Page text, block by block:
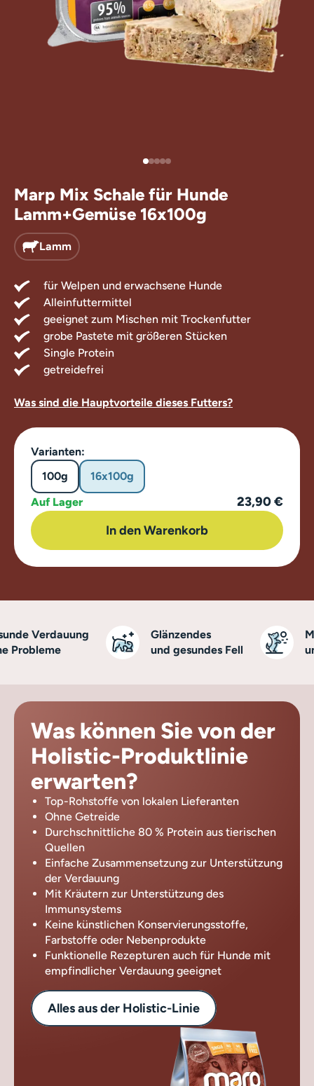
Leckerlis für
Marp Mix Schale für Hunde
Lamm+Gemüse 16x100g
Lamm
für Welpen und erwachsene Hunde
Alleinfuttermittel
geeignet zum Mischen mit Trockenfutter
grobe Pastete mit größeren Stücken
Single Protein
getreidefrei
Was sind die Hauptvorteile dieses Futters?
Varianten:
100g
16x100g
Auf Lager
23,90 €
In den Warenkorb
Verdauung
Glänzendes
und gesundes Fell
Was können Sie von der
Holistic-Produktlinie
erwarten?
Top-Rohstoffe von lokalen Lieferanten
Ohne Getreide
Durchschnittliche 80 % Protein aus tierischen
Quellen
Einfache Zusammensetzung zur Unterstützung
der Verdauung
Mit Kräutern zur Unterstützung des
Immunsystems
Keine künstlichen Konservierungsstoffe,
Farbstoffe oder Nebenprodukte
Funktionelle Rezepturen auch für Hunde mit
empfindlicher Verdauung geeignet
Alles aus der Holistic-Linie